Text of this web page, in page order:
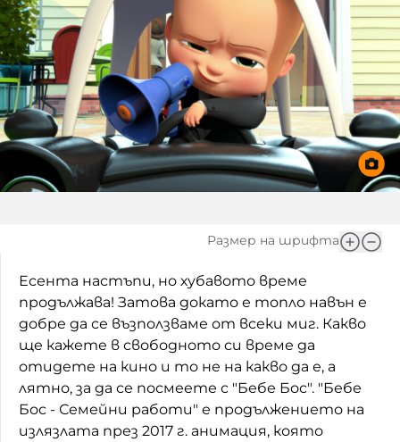
Фантазирай
Приказки
История на изкуството
Музикална кутийка
От соул до рокендрол
Къщата
Златната ябълка
Непознатите думи
Като Айнщайн
Домашен любимец
Игри
Кои сме ние?
За вас, родители
БНР
БНР Новини
Архивен фонд на БНР
Размер на шрифта
Есента настъпи, но хубавото време
продължава! Затова докато е топло навън е
добре да се възползваме от всеки миг. Какво
ще кажете в свободното си време да
отидете на кино и то не на какво да е, а
лятно, за да се посмеете с "Бебе Бос". "Бебе
Бос - Семейни работи" е продължението на
излязлата през 2017 г. анимация, която